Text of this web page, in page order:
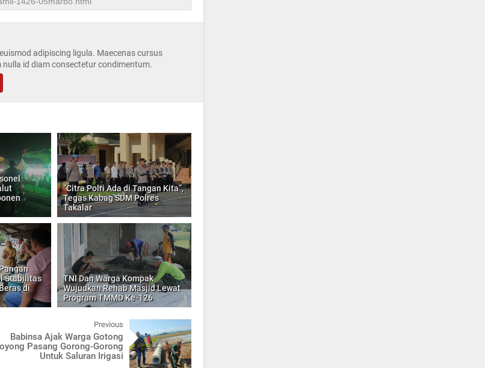
adipiscing ligula. Maecenas cursus
id diam consectetur condimentum.
“Citra Polri Ada di Tangan Kita”,
Tegas Kabag SDM Polres
Takalar
Stabilitas
di
TNI Dan Warga Kompak
Wujudkan Rehab Masjid Lewat
Program TMMD Ke-126
Previous
Babinsa Ajak Warga Gotong
Pasang Gorong-Gorong
Untuk Saluran Irigasi